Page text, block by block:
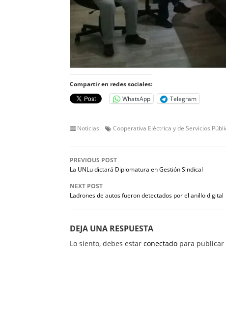
Compartir en redes sociales:
WhatsApp
Telegram
Noticias Cooperativa Eléctrica y de Servicios
PREVIOUS POST
La UNLu dictará Diplomatura en Gestión Sindical
NEXT POST
Ladrones de autos fueron detectados por el anillo digital
DEJA UNA RESPUESTA
Lo siento, debes estar conectado para publicar